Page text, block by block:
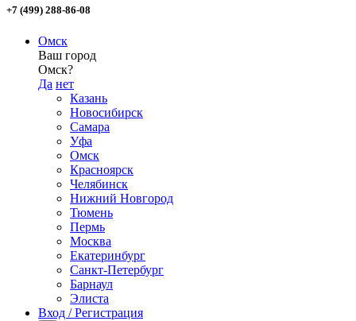
+7 (499) 288-86-08
Омск
Ваш город
Омск?
Да нет
Казань
Новосибирск
Самара
Уфа
Омск
Красноярск
Челябинск
Нижний Новгород
Тюмень
Пермь
Москва
Екатеринбург
Санкт-Петербург
Барнаул
Элиста
Вход / Регистрация